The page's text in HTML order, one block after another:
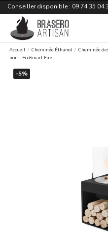
Conseiller disponible : 09 74 35 04
Accueil Cheminée Éthanol
Cheminée
noir - EcoSmart Fire
-5%